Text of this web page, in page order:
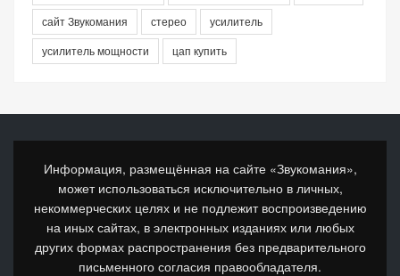
сайт Звукомания
стерео
усилитель
усилитель мощности
цап купить
Информация, размещённая на сайте «Звукомания»,
может использоваться исключительно в личных,
некоммерческих целях и не подлежит воспроизведению
на иных сайтах, в электронных изданиях или любых
других формах распространения без предварительного
письменного согласия правообладателя.